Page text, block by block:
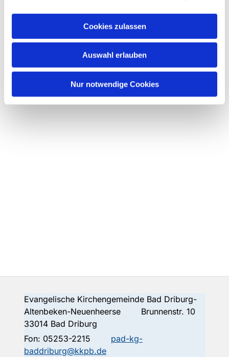
Cookies zulassen
Auswahl erlauben
Nur notwendige Cookies
Evangelische Kirchengemeinde Bad Driburg-
Altenbeken-Neuenheerse Brunnenstr. 10
33014 Bad Driburg
Fon: 05253-2215
pad-kg-
baddriburg@kkpb.de